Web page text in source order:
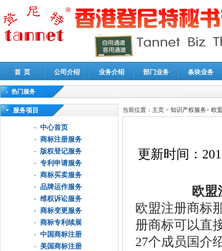
首 页 公司介绍 业务介绍 部门业务 条块业务
热门服务
高新技术企业认定审计|企业所得税汇算清缴申报鉴证
服务项目
中心首页
商标注册服务
版权登记服务
专利申请服务
商标买卖服务
品牌运作服务
维权诉讼服务
商标变更服务
商标专利续展
中国商标注册
美国商标注册
当前位置： 主页 > 知识产权服务> 欧
更新时间：
欧盟
欧盟注册商标
册商标可以直
27个成员国介